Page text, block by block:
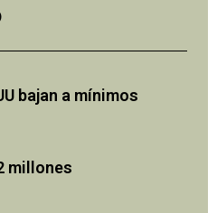
bajan a mínimos
millones